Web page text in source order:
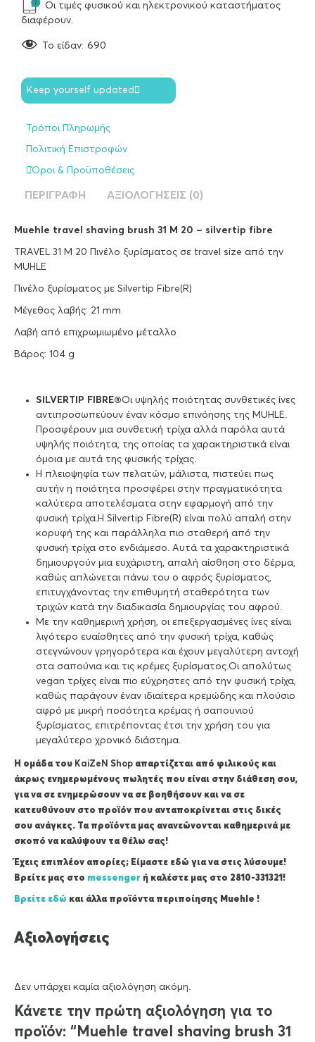
Οι τιμές φυσικού και ηλεκτρονικού καταστήματος
διαφέρουν.
To είδαν: 690
Keep yourself updated
Τρόποι Πληρωμής
Πολιτική Επιστροφών
Όροι & Προϋποθέσεις
ΠΕΡΙΓΡΑΦΉ ΑΞΙΟΛΟΓΉΣΕΙΣ (0)
Muehle travel shaving brush 31 M 20 – silvertip fibre
TRAVEL 31 M 20 Πινέλο ξυρίσματος σε travel size από την
MUHLE
Πινέλο ξυρίσματος με Silvertip Fibre(R)
Μέγεθος λαβής: 21 mm
Λαβή από επιχρωμιωμένο μέταλλο
Βάρος: 104 g
SILVERTIP FIBRE®Οι υψηλής ποιότητας συνθετικές ίνες
αντιπροσωπεύουν έναν κόσμο επινόησης της MUHLE.
Προσφέρουν μια συνθετική τρίχα αλλά παρόλα αυτά
υψηλής ποιότητα, της οποίας τα χαρακτηριστικά είναι
όμοια με αυτά της φυσικής τρίχας.
Η πλειοψηφία των πελατών, μάλιστα, πιστεύει πως
αυτήν η ποιότητα προσφέρει στην πραγματικότητα
καλύτερα αποτελέσματα στην εφαρμογή από την
φυσική τρίχα.Η Silvertip Fibre(R) είναι πολύ απαλή στην
κορυφή της και παράλληλα πιο σταθερή από την
φυσική τρίχα στο ενδιάμεσο. Αυτά τα χαρακτηριστικά
δημιουργούν μια ευχάριστη, απαλή αίσθηση στο δέρμα,
καθώς απλώνεται πάνω του ο αφρός ξυρίσματος,
επιτυγχάνοντας την επιθυμητή σταθερότητα των
τριχών κατά την διαδικασία δημιουργίας του αφρού.
Με την καθημερινή χρήση, οι επεξεργασμένες ίνες είναι
λιγότερο ευαίσθητες από την φυσική τρίχα, καθώς
στεγνώνουν γρηγορότερα και έχουν μεγαλύτερη αντοχή
στα σαπούνια και τις κρέμες ξυρίσματος.Οι απολύτως
vegan τρίχες είναι πιο εύχρηστες από την φυσική τρίχα,
καθώς παράγουν έναν ιδιαίτερα κρεμώδης και πλούσιο
αφρό με μικρή ποσότητα κρέμας ή σαπουνιού
ξυρίσματος, επιτρέποντας έτσι την χρήση του για
μεγαλύτερο χρονικό διάστημα.
Η ομάδα του KaiZeΝ Shop απαρτίζεται από φιλικούς και
άκρως ενημερωμένους πωλητές που είναι στην διάθεση σου,
για να σε ενημερώσουν να σε βοηθήσουν και να σε
κατευθύνουν στο προϊόν που ανταποκρίνεται στις δικές
σου ανάγκες. Τα προϊόντα μας ανανεώνονται καθημερινά με
σκοπό να καλύψουν τα θέλω σας!
Έχεις επιπλέον απορίες; Είμαστε εδώ για να στις λύσουμε!
Βρείτε μας στο messenger ή καλέστε μας στο 2810-331321!
Βρείτε εδώ και άλλα προϊόντα περιποίησης Muehle !
Αξιολογήσεις
Δεν υπάρχει καμία αξιολόγηση ακόμη.
Κάνετε την πρώτη αξιολόγηση για το
προϊόν: “Muehle travel shaving brush 31